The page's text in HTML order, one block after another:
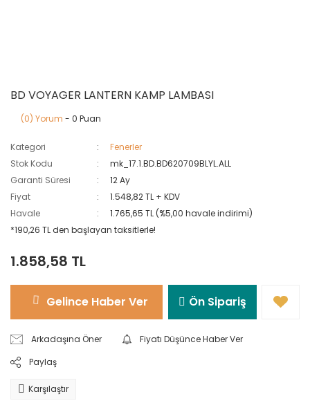
BD VOYAGER LANTERN KAMP LAMBASI
(0) Yorum - 0 Puan
Kategori
Fenerler
Stok Kodu
mk_17.1.BD.BD620709BLYL.ALL
Garanti Süresi
12 Ay
Fiyat
1.548,82 TL + KDV
Havale
1.765,65 TL (%5,00 havale indirimi)
*190,26 TL den başlayan taksitlerle!
1.858,58 TL
Gelince Haber Ver Ön Sipariş
Arkadaşına Öner
Fiyatı Düşünce Haber Ver
Paylaş
Karşılaştır